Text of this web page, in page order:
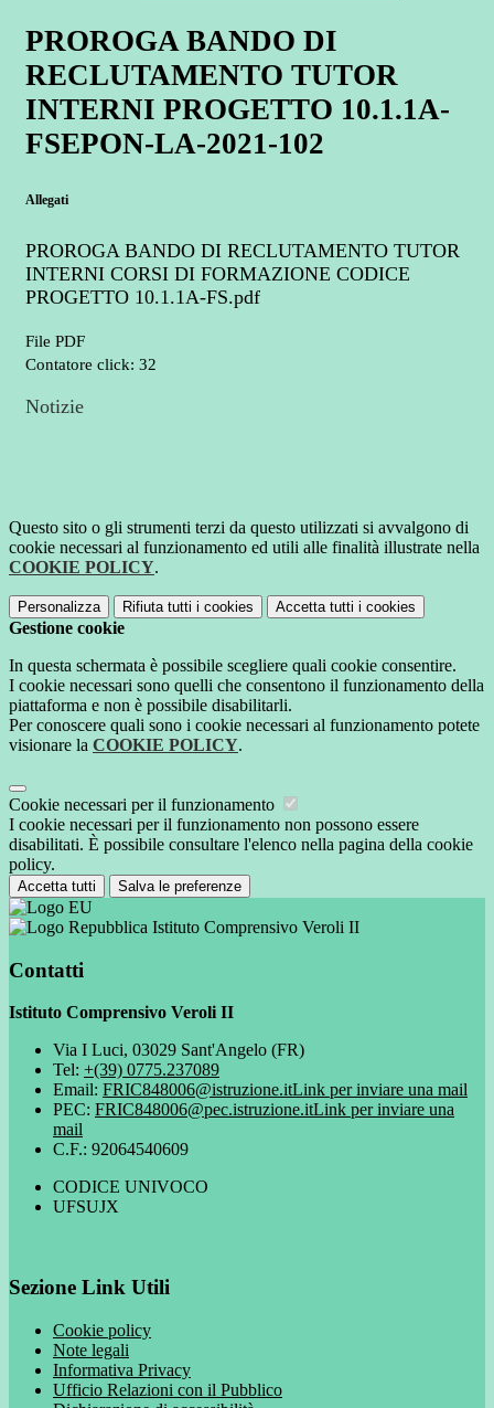
PROROGA BANDO DI
RECLUTAMENTO TUTOR
INTERNI PROGETTO 10.1.1A-
FSEPON-LA-2021-102
Allegati
PROROGA BANDO DI RECLUTAMENTO TUTOR
INTERNI CORSI DI FORMAZIONE CODICE
PROGETTO 10.1.1A-FS.pdf
File PDF
Contatore click: 32
Notizie
Questo sito o gli strumenti terzi da questo utilizzati si avvalgono di
cookie necessari al funzionamento ed utili alle finalità illustrate nella
COOKIE POLICY.
Personalizza Rifiuta tutti i cookies Accetta tutti i cookies
Gestione cookie
In questa schermata è possibile scegliere quali cookie consentire.
I cookie necessari sono quelli che consentono il funzionamento della
piattaforma e non è possibile disabilitarli.
Per conoscere quali sono i cookie necessari al funzionamento potete
visionare la COOKIE POLICY.
Cookie necessari per il funzionamento
I cookie necessari per il funzionamento non possono essere
disabilitati. È possibile consultare l'elenco nella pagina della cookie
policy.
Accetta tutti Salva le preferenze
Istituto Comprensivo Veroli II
Contatti
Istituto Comprensivo Veroli II
Via I Luci, 03029 Sant'Angelo (FR)
Tel: +(39) 0775.237089
Email: FRIC848006@istruzione.itLink per inviare una mail
PEC: FRIC848006@pec.istruzione.itLink per inviare una
mail
C.F.: 92064540609
CODICE UNIVOCO
UFSUJX
Sezione Link Utili
Cookie policy
Note legali
Informativa Privacy
Ufficio Relazioni con il Pubblico